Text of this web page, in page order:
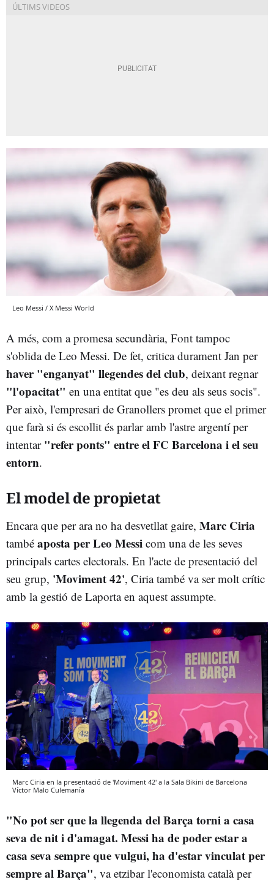
Leo Messi / X Messi World
A més, com a promesa secundària, Font tampoc
s'oblida de Leo Messi. De fet, critica durament Jan per
haver "enganyat" llegendes del club, deixant regnar
"l'opacitat" en una entitat que "es deu als seus socis".
Per això, l'empresari de Granollers promet que el primer
que farà si és escollit és parlar amb l'astre argentí per
intentar"refer ponts" entre el FC Barcelona i el seu
entorn.
El model de propietat
Encara que per ara no ha desvetllat gaire, Marc Ciria
també aposta per Leo Messi com una de les seves
principals cartes electorals. En l'acte de presentació del
seu grup, 'Moviment 42', Ciria també va ser molt crític
amb la gestió de Laporta en aquest assumpte.
Marc Ciria en la presentació de 'Moviment 42' a la Sala Bikini de Barcelona
Víctor Malo Culemanía
"No pot ser que la llegenda del Barça torni a casa
seva de nit i d'amagat. Messi ha de poder estar a
casa seva sempre que vulgui, ha d'estar vinculat per
sempre al Barça", va etzibar l'economista català per